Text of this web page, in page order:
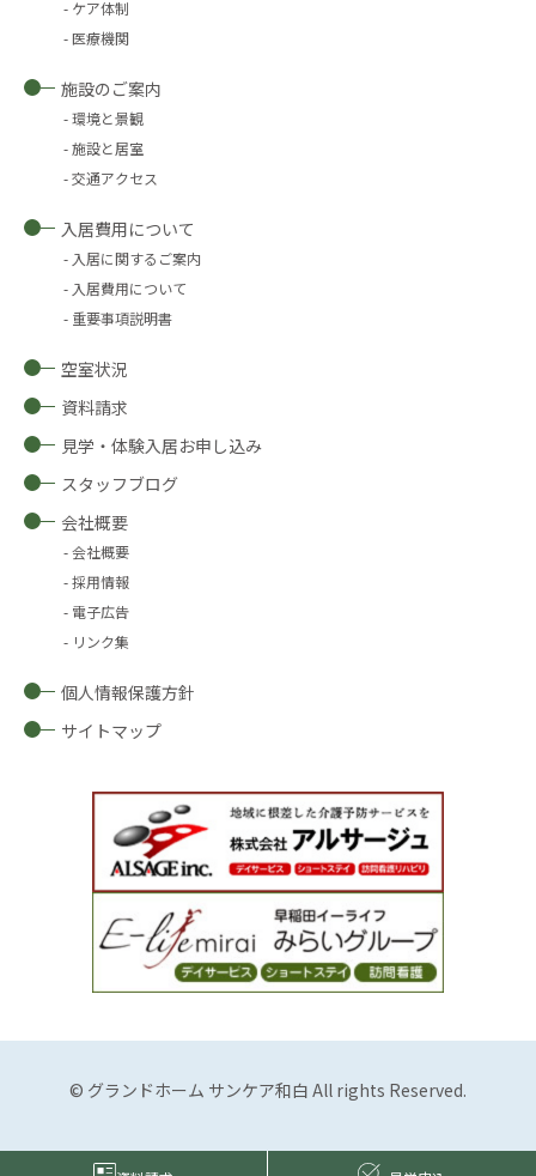
ケア体制
医療機関
施設のご案内
環境と景観
施設と居室
交通アクセス
入居費用について
入居に関するご案内
入居費用について
重要事項説明書
空室状況
資料請求
見学・体験入居お申し込み
スタッフブログ
会社概要
会社概要
採用情報
電子広告
リンク集
個人情報保護方針
サイトマップ
© グランドホーム サンケア和白 All rights Reserved.